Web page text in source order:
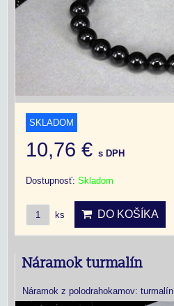
SKLADOM
10,76 € s DPH
Dostupnosť: Skladom
ks DO KOŠÍKA
Náramok turmalín
Náramok z polodrahokamov: turmalín